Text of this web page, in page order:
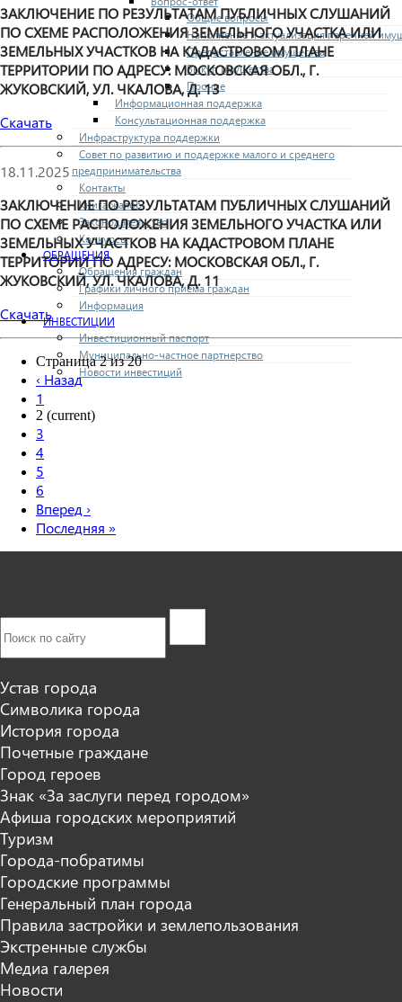
Общие вопросы
Наполнение и актуализация перечней
Предоставление имущества
Выкуп имущества
Прочие
Информационная поддержка
Консультационная поддержка
Инфраструктура поддержки
Совет по развитию и поддержке малого и среднего
предпринимательства
Контакты
Книга жалоб
Законодательство
Конкурсы
ОБРАЩЕНИЯ
Обращения граждан
Графики личного приема граждан
Информация
ИНВЕСТИЦИИ
Инвестиционный паспорт
Муниципально-частное партнерство
Новости инвестиций
ЗАКЛЮЧЕНИЕ ПО РЕЗУЛЬТАТАМ ПУБЛИЧНЫХ СЛУШАНИЙ
ПО СХЕМЕ РАСПОЛОЖЕНИЯ ЗЕМЕЛЬНОГО УЧАСТКА ИЛИ
ЗЕМЕЛЬНЫХ УЧАСТКОВ НА КАДАСТРОВОМ ПЛАНЕ
ТЕРРИТОРИИ ПО АДРЕСУ: МОСКОВСКАЯ ОБЛ., Г.
ЖУКОВСКИЙ, УЛ. ЧКАЛОВА, Д. 13
Скачать
18.11.2025
ЗАКЛЮЧЕНИЕ ПО РЕЗУЛЬТАТАМ ПУБЛИЧНЫХ СЛУШАНИЙ
ПО СХЕМЕ РАСПОЛОЖЕНИЯ ЗЕМЕЛЬНОГО УЧАСТКА ИЛИ
ЗЕМЕЛЬНЫХ УЧАСТКОВ НА КАДАСТРОВОМ ПЛАНЕ
ТЕРРИТОРИИ ПО АДРЕСУ: МОСКОВСКАЯ ОБЛ., Г.
ЖУКОВСКИЙ, УЛ. ЧКАЛОВА, Д. 11
Скачать
Страница 2 из 20
‹ Назад
1
2 (current)
3
4
5
6
Вперед ›
Последняя »
Устав города
Символика города
История города
Почетные граждане
Город героев
Знак «За заслуги перед городом»
Афиша городских мероприятий
Туризм
Города-побратимы
Городские программы
Генеральный план города
Правила застройки и землепользования
Экстренные службы
Медиа галерея
Новости